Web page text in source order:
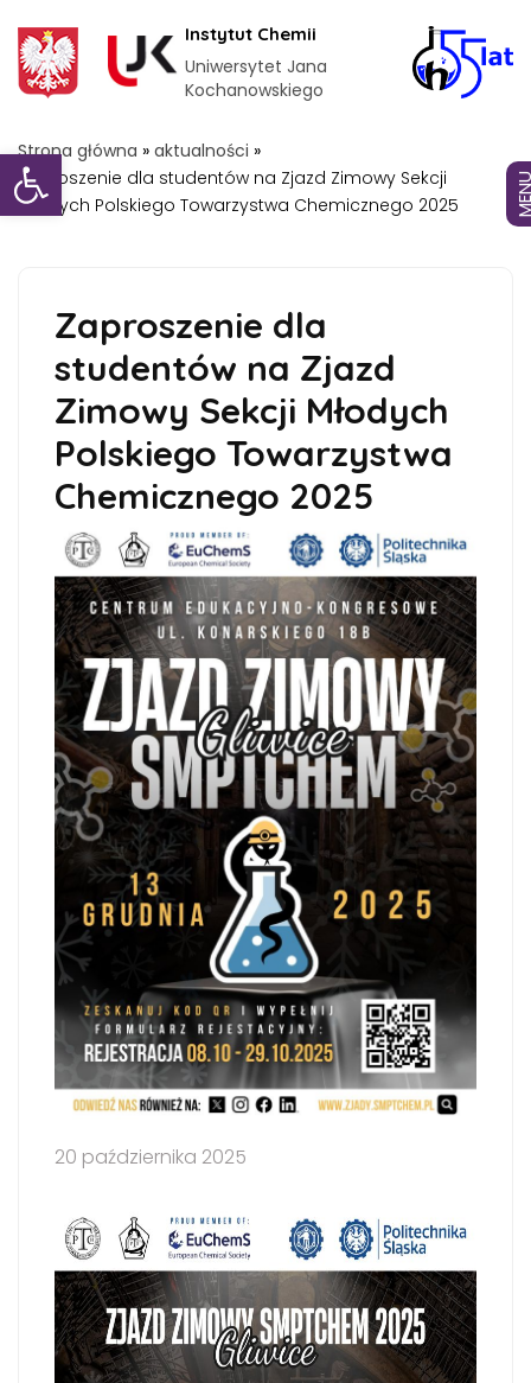
Otwórz pasek narzędzi
Instytut Chemii
Uniwersytet Jana
Kochanowskiego
Strona główna » aktualności »
Zaproszenie dla studentów na Zjazd Zimowy Sekcji
Młodych Polskiego Towarzystwa Chemicznego 2025
Zaproszenie dla
studentów na Zjazd
Zimowy Sekcji Młodych
Polskiego Towarzystwa
Chemicznego 2025
20 października 2025